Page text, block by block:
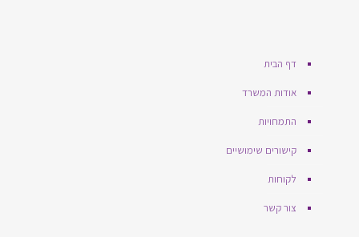
דף הבית
אודות המשרד
התמחויות
קישורים שימושיים
לקוחות
צור קשר